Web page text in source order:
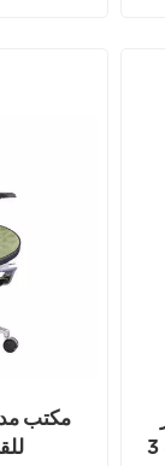
مكتب
شبكة كاملة 3D مسند الرأس كرسي